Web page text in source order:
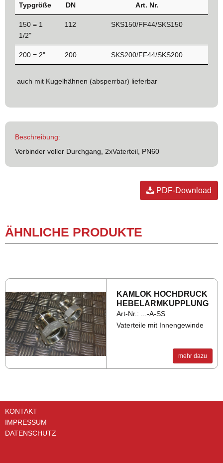
Typgröße DN Art. Nr.
150 = 1
1/2"
112 SKS150/FF44/SKS150
200 = 2" 200 SKS200/FF44/SKS200
auch mit Kugelhähnen (absperrbar) lieferbar
Beschreibung:
Verbinder voller Durchgang, 2xVaterteil, PN60
PDF-Download
ÄHNLICHE PRODUKTE
KAM­LOK HOCH­DRUCK
HE­BEL­ARM­KUPP­LUNG
Art-Nr.: ...-A-SS
Vaterteile mit Innengewinde
mehr dazu
KONTAKT
IMPRESSUM
DATENSCHUTZ